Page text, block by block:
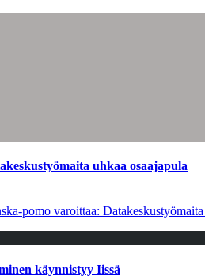
uhkaa osaajapula
pomo varoittaa: Datakeskustyömaita
käynnistyy Iissä